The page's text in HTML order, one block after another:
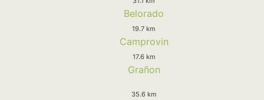
Belorado
19.7 km
Camprovin
17.6 km
Grañon
35.6 km